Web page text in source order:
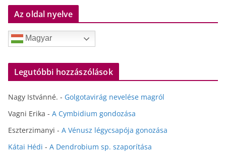
Az oldal nyelve
Magyar
Legutóbbi hozzászólások
Nagy Istvánné. - Golgotavirág nevelése magról
Vagni Erika - A Cymbidium gondozása
Eszterzimanyi - A Vénusz légycsapója gonozása
Kátai Hédi - A Dendrobium sp. szaporítása